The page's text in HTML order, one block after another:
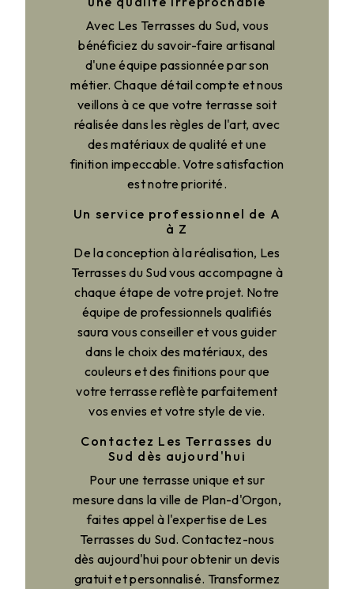
Avec Les Terrasses du Sud, vous
bénéficiez du savoir-faire artisanal
d'une équipe passionnée par son
métier. Chaque détail compte et nous
veillons à ce que votre terrasse soit
réalisée dans les règles de l'art, avec
des matériaux de qualité et une
finition impeccable. Votre satisfaction
est notre priorité.
Un service professionnel de A
à Z
De la conception à la réalisation, Les
Terrasses du Sud vous accompagne à
chaque étape de votre projet. Notre
équipe de professionnels qualifiés
saura vous conseiller et vous guider
dans le choix des matériaux, des
couleurs et des finitions pour que
votre terrasse reflète parfaitement
vos envies et votre style de vie.
Contactez Les Terrasses du
Sud dès aujourd'hui
Pour une terrasse unique et sur
mesure dans la ville de Plan-d'Orgon,
faites appel à l'expertise de Les
Terrasses du Sud. Contactez-nous
dès aujourd'hui pour obtenir un devis
gratuit et personnalisé. Transformez